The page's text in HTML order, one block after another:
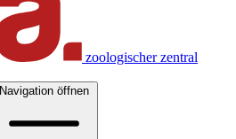
zoologischer zentral
Navigation öffnen